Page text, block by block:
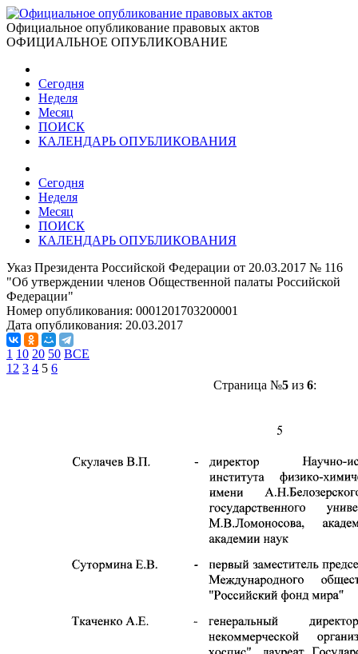
Официальное опубликование правовых актов
ОФИЦИАЛЬНОЕ ОПУБЛИКОВАНИЕ
Сегодня
Неделя
Месяц
ПОИСК
КАЛЕНДАРЬ ОПУБЛИКОВАНИЯ
Сегодня
Неделя
Месяц
ПОИСК
КАЛЕНДАРЬ ОПУБЛИКОВАНИЯ
Указ Президента Российской Федерации от 20.03.2017 № 116
"Об утверждении членов Общественной палаты Российской
Федерации"
Номер опубликования: 0001201703200001
Дата опубликования: 20.03.2017
1 10 20 50 ВСЕ
1 2 3 4 5 6
Страница №5из 6: